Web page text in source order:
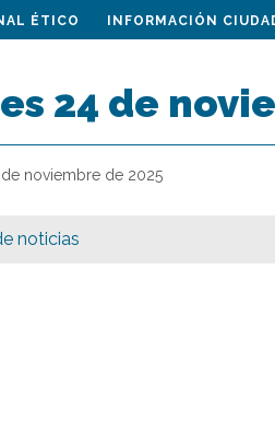
ÉTICO INFORMACIÓN
24 de
noviembre de 2025
noticias